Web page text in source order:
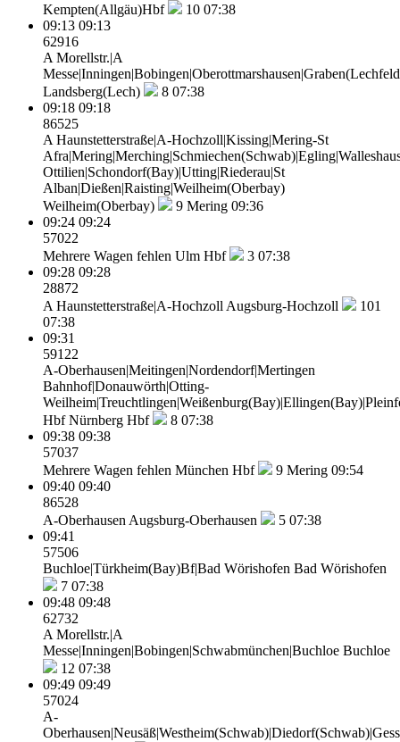
Kempten(Allgäu)Hbf 10 07:38
09:13 09:13
62916
A Morellstr.|A
Landsberg(Lech)
8 07:38
09:18 09:18
86525
A Haunstetterstraße|A-Hochzoll|Kissing|Mering-St
Ottilien|Schondorf(Bay)|Utting|Riederau|St
Alban|Dießen|Raisting|Weilheim(Oberbay)
Weilheim(Oberbay)
9 Mering 09:36
09:24 09:24
57022
Mehrere Wagen fehlen Ulm Hbf 3 07:38
09:28 09:28
28872
A Haunstetterstraße|A-Hochzoll Augsburg-Hochzoll
101
07:38
09:31
59122
A-Oberhausen|Meitingen|Nordendorf|Mertingen
Bahnhof|Donauwörth|Otting-
HbfNürnberg Hbf 8 07:38
09:38 09:38
57037
Mehrere Wagen fehlen München Hbf 9 Mering 09:54
09:40 09:40
86528
A-Oberhausen Augsburg-Oberhausen 5 07:38
09:41
57506
Buchloe|Türkheim(Bay)Bf|Bad Wörishofen Bad Wörishofen
7 07:38
09:48 09:48
62732
A Morellstr.|A
Messe|Inningen|Bobingen|Schwabmünchen|Buchloe Buchloe
12 07:38
09:49 09:49
57024
A-